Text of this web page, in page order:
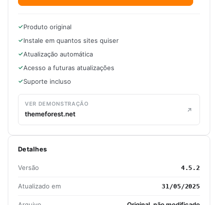
Produto original
Instale em quantos sites quiser
Atualização automática
Acesso a futuras atualizações
Suporte incluso
VER DEMONSTRAÇÃO
themeforest.net
Detalhes
Versão 4.5.2
Atualizado em 31/05/2025